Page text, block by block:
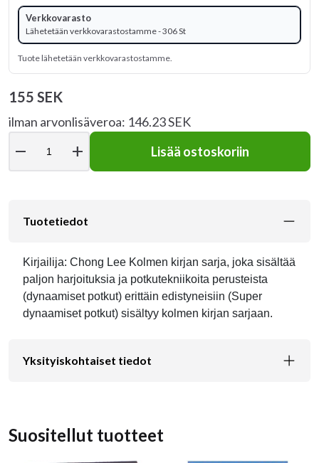
Verkkovarasto
Lähetetään verkkovarastostamme - 306 St
Tuote lähetetään verkkovarastostamme.
155 SEK
ilman arvonlisäveroa: 146.23 SEK
remove add Lisää ostoskoriin
Tuotetiedot
Kirjailija: Chong Lee Kolmen kirjan sarja, joka sisältää
paljon harjoituksia ja potkutekniikoita perusteista
(dynaamiset potkut) erittäin edistyneisiin (Super
dynaamiset potkut) sisältyy kolmen kirjan sarjaan.
Yksityiskohtaiset tiedot
Suositellut tuotteet